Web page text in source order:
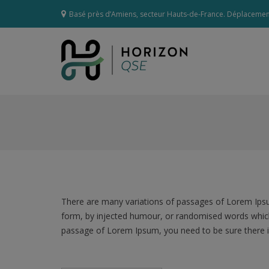
contenu
Basé près d’Amiens, secteur Hauts-de-France.
There are many variations of passages of Lorem
form, by injected humour, or randomised words
passage of Lorem Ipsum, you need to be sure there